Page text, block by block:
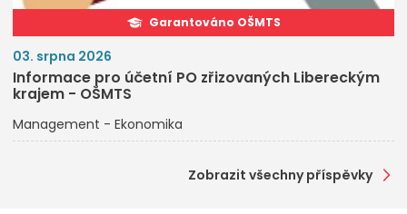
Garantováno OŠMTS
03. srpna 2026
Informace pro účetní PO zřizovaných Libereckým
krajem - OŠMTS
Management - Ekonomika
Zobrazit všechny příspěvky